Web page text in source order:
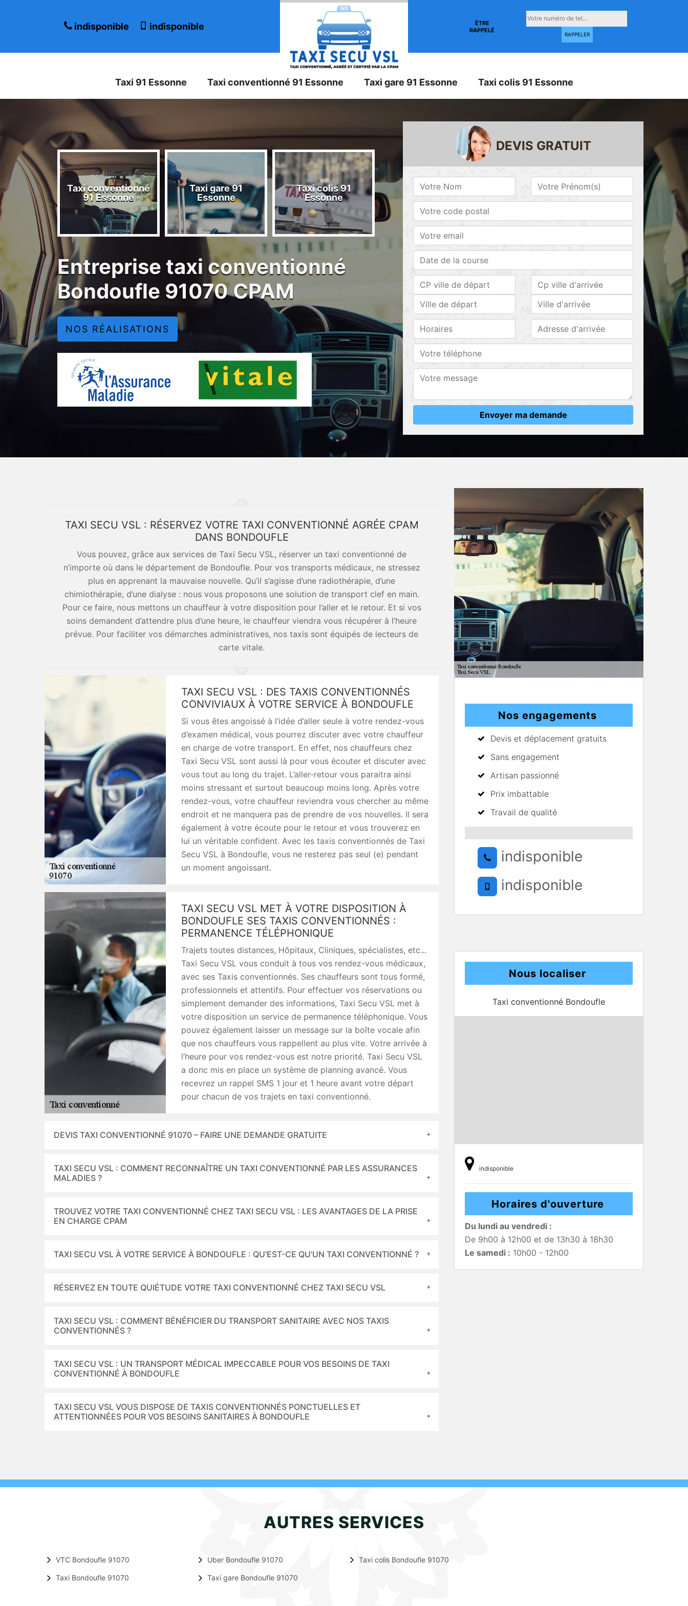
indisponible indisponible
ÊTRE
RAPPELÉ
Taxi 91 Essonne Taxi conventionné 91 Essonne Taxi gare 91 Essonne Taxi colis 91 Essonne
Taxi conventionné
91 Essonne
Taxi gare 91
Essonne
Taxi colis 91
Essonne
Taxi 91 Essonne
Taxi conventionné
91 Essonne
Taxi gare 91
Essonne
Entreprise taxi conventionné
Bondoufle 91070 CPAM
NOS RÉALISATIONS
DEVIS GRATUIT
TAXI SECU VSL : RÉSERVEZ VOTRE TAXI CONVENTIONNÉ AGRÉE CPAM
DANS BONDOUFLE
Vous pouvez, grâce aux services de Taxi Secu VSL, réserver un taxi conventionné de
n’importe où dans le département de Bondoufle. Pour vos transports médicaux, ne stressez
plus en apprenant la mauvaise nouvelle. Qu’il s’agisse d’une radiothérapie, d’une
chimiothérapie, d’une dialyse : nous vous proposons une solution de transport clef en main.
Pour ce faire, nous mettons un chauffeur à votre disposition pour l’aller et le retour. Et si vos
soins demandent d’attendre plus d’une heure, le chauffeur viendra vous récupérer à l’heure
prévue. Pour faciliter vos démarches administratives, nos taxis sont équipés de lecteurs de
carte vitale.
TAXI SECU VSL : DES TAXIS CONVENTIONNÉS
CONVIVIAUX À VOTRE SERVICE À BONDOUFLE
Si vous êtes angoissé à l’idée d’aller seule à votre rendez-vous
d’examen médical, vous pourrez discuter avec votre chauffeur
en charge de votre transport. En effet, nos chauffeurs chez
Taxi Secu VSL sont aussi là pour vous écouter et discuter avec
vous tout au long du trajet. L’aller-retour vous paraitra ainsi
moins stressant et surtout beaucoup moins long. Après votre
rendez-vous, votre chauffeur reviendra vous chercher au même
endroit et ne manquera pas de prendre de vos nouvelles. Il sera
également à votre écoute pour le retour et vous trouverez en
lui un véritable confident. Avec les taxis conventionnés de Taxi
Secu VSL à Bondoufle, vous ne resterez pas seul (e) pendant
un moment angoissant.
TAXI SECU VSL MET À VOTRE DISPOSITION À
BONDOUFLE SES TAXIS CONVENTIONNÉS :
PERMANENCE TÉLÉPHONIQUE
Trajets toutes distances, Hôpitaux, Cliniques, spécialistes, etc...
Taxi Secu VSL vous conduit à tous vos rendez-vous médicaux,
avec ses Taxis conventionnés. Ses chauffeurs sont tous formé,
professionnels et attentifs. Pour effectuer vos réservations ou
simplement demander des informations, Taxi Secu VSL met à
votre disposition un service de permanence téléphonique. Vous
pouvez également laisser un message sur la boîte vocale afin
que nos chauffeurs vous rappellent au plus vite. Votre arrivée à
l’heure pour vos rendez-vous est notre priorité. Taxi Secu VSL
a donc mis en place un système de planning avancé. Vous
recevrez un rappel SMS 1 jour et 1 heure avant votre départ
pour chacun de vos trajets en taxi conventionné.
DEVIS TAXI CONVENTIONNÉ 91070 – FAIRE UNE DEMANDE GRATUITE
TAXI SECU VSL : COMMENT RECONNAÎTRE UN TAXI CONVENTIONNÉ PAR LES ASSURANCES
MALADIES ?
TROUVEZ VOTRE TAXI CONVENTIONNÉ CHEZ TAXI SECU VSL : LES AVANTAGES DE LA PRISE
EN CHARGE CPAM
TAXI SECU VSL À VOTRE SERVICE À BONDOUFLE : QU'EST-CE QU'UN TAXI CONVENTIONNÉ ?
RÉSERVEZ EN TOUTE QUIÉTUDE VOTRE TAXI CONVENTIONNÉ CHEZ TAXI SECU VSL
TAXI SECU VSL : COMMENT BÉNÉFICIER DU TRANSPORT SANITAIRE AVEC NOS TAXIS
CONVENTIONNÉS ?
TAXI SECU VSL : UN TRANSPORT MÉDICAL IMPECCABLE POUR VOS BESOINS DE TAXI
CONVENTIONNÉ À BONDOUFLE
TAXI SECU VSL VOUS DISPOSE DE TAXIS CONVENTIONNÉS PONCTUELLES ET
ATTENTIONNÉES POUR VOS BESOINS SANITAIRES À BONDOUFLE
Nos engagements
Devis et déplacement gratuits
Sans engagement
Artisan passionné
Prix imbattable
Travail de qualité
indisponible
indisponible
Nous localiser
Taxi conventionné Bondoufle
indisponible
Horaires d'ouverture
Du lundi au vendredi :
De 9h00 à 12h00 et de 13h30 à 18h30
Le samedi : 10h00 - 12h00
AUTRES SERVICES
VTC Bondoufle 91070
Taxi Bondoufle 91070
Uber Bondoufle 91070
Taxi gare Bondoufle 91070
Taxi colis Bondoufle 91070